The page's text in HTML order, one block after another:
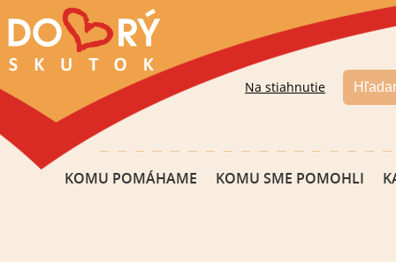
Na stiahnutie
KOMU POMÁHAME KOMU SME POMOHLI